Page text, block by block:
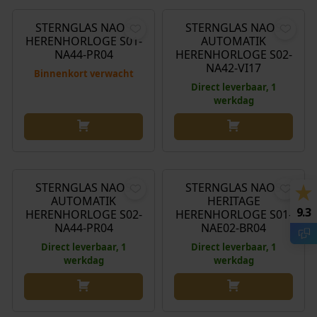
STERNGLAS NAOS
HERENHORLOGE S01-
NA44-PR04
Binnenkort verwacht
STERNGLAS NAOS
AUTOMATIK
HERENHORLOGE S02-
NA42-VI17
Direct leverbaar, 1
werkdag
STERNGLAS NAOS
AUTOMATIK
HERENHORLOGE S02-
NA44-PR04
Direct leverbaar, 1
werkdag
STERNGLAS NAOS
HERITAGE
HERENHORLOGE S01-
NAE02-BR04
Direct leverbaar, 1
werkdag
9.3